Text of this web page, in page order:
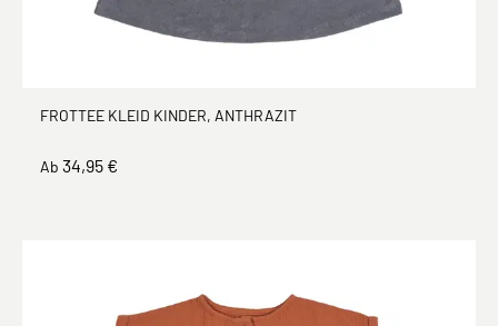
FROTTEE KLEID KINDER, ANTHRAZIT
Ab 34,95 €